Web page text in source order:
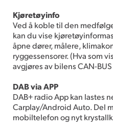
Kjøretøyinfo
Ved å koble til den
kan du vise
åpne dører, målere,
ryggessensorer. (Hva som
avgjøres av bilens CAN-
DAB via APP
DAB+ radio App kan lastes
Carplay/Android Auto. Del
mobiltelefon og nyt